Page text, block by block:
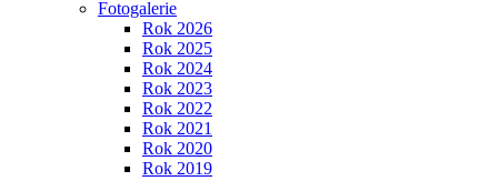
Fotogalerie
Rok 2026
Rok 2025
Rok 2024
Rok 2023
Rok 2022
Rok 2021
Rok 2020
Rok 2019